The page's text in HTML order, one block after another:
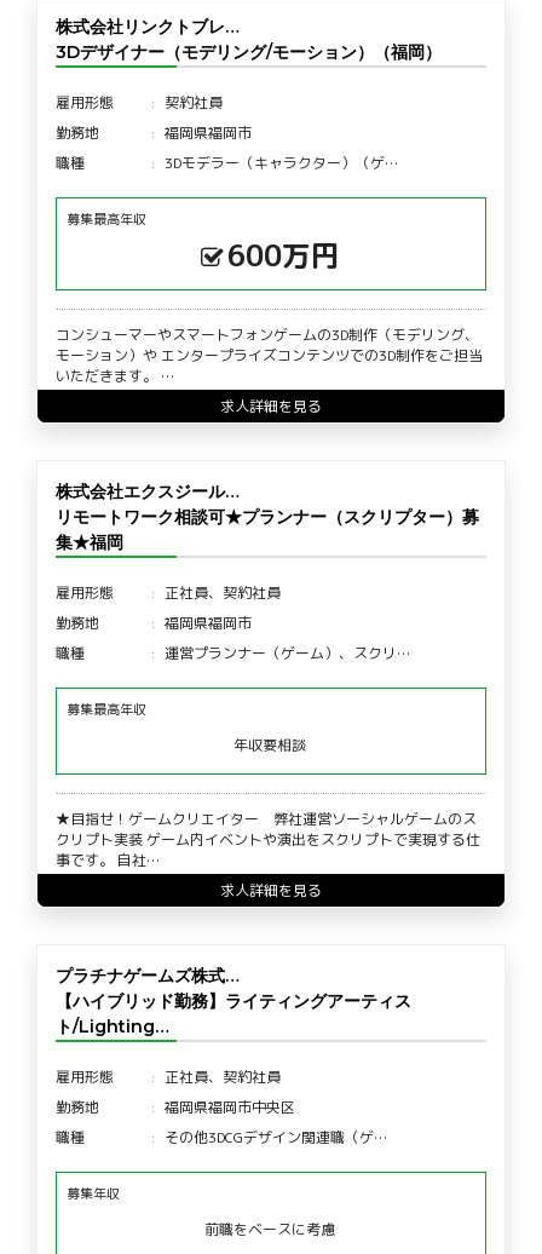
株式会社リンクトブレ…
3Dデザイナー（モデリング/モーション）（福岡）
雇用形態
契約社員
勤務地
福岡県福岡市
職種
3Dモデラー（キャラクター）（ゲ…
募集最高年収
600万円
コンシューマーやスマートフォンゲームの3D制作（モデリング、
モーション）や エンタープライズコンテンツでの3D制作をご担当
いただきます。 …
求人詳細を見る
株式会社エクスジール…
リモートワーク相談可★プランナー（スクリプター）募
集★福岡
雇用形態
正社員、契約社員
勤務地
福岡県福岡市
職種
運営プランナー（ゲーム）、スクリ…
募集最高年収
年収要相談
★目指せ！ゲームクリエイター 弊社運営ソーシャルゲームのス
クリプト実装 ゲーム内イベントや演出をスクリプトで実現する仕
事です。 自社…
求人詳細を見る
プラチナゲームズ株式…
【ハイブリッド勤務】ライティングアーティス
ト/Lighting…
雇用形態
正社員、契約社員
勤務地
福岡県福岡市中央区
職種
その他3DCGデザイン関連職（ゲ…
募集年収
前職をベースに考慮